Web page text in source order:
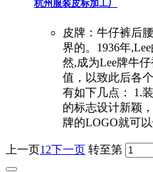
杭州服装皮标加工厂
皮牌：牛仔裤后
界的。1936年
然,成为Lee牌牛
值，以致此后各
有如下几点： 1.
的标志设计新颖
牌的LOGO就可
上一页 12 下一页 转至第